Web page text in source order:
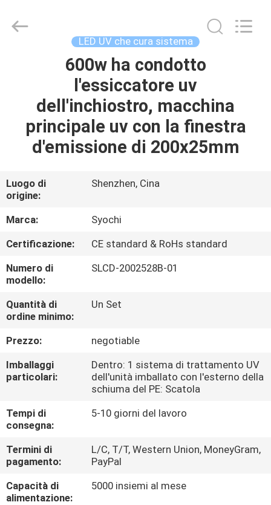
PRODOTTI
CIRCA
GIRO
DELLA
FABBRICA
CONTROLLO
DI
QUALITÀ
CONTATTICI
RICHIEDA
UNA
CITAZIONE
Syochi
Electronics
LED UV che cura sistema
600w ha condotto
l'essiccatore uv
dell'inchiostro, macchina
principale uv con la finestra
d'emissione di 200x25mm
Luogo di
origine:
Shenzhen, Cina
Marca:
Syochi
Certificazione:
CE standard & RoHs standard
Numero di
modello:
SLCD-2002528B-01
Quantità di
ordine minimo:
Un Set
Prezzo:
negotiable
Imballaggi
particolari:
Dentro: 1 sistema di trattamento UV
dell'unità imballato con l'esterno della
schiuma del PE: Scatola
Tempi di
consegna:
5-10 giorni del lavoro
Termini di
pagamento:
L/C, T/T, Western Union, MoneyGram,
PayPal
Capacità di
alimentazione:
5000 insiemi al mese